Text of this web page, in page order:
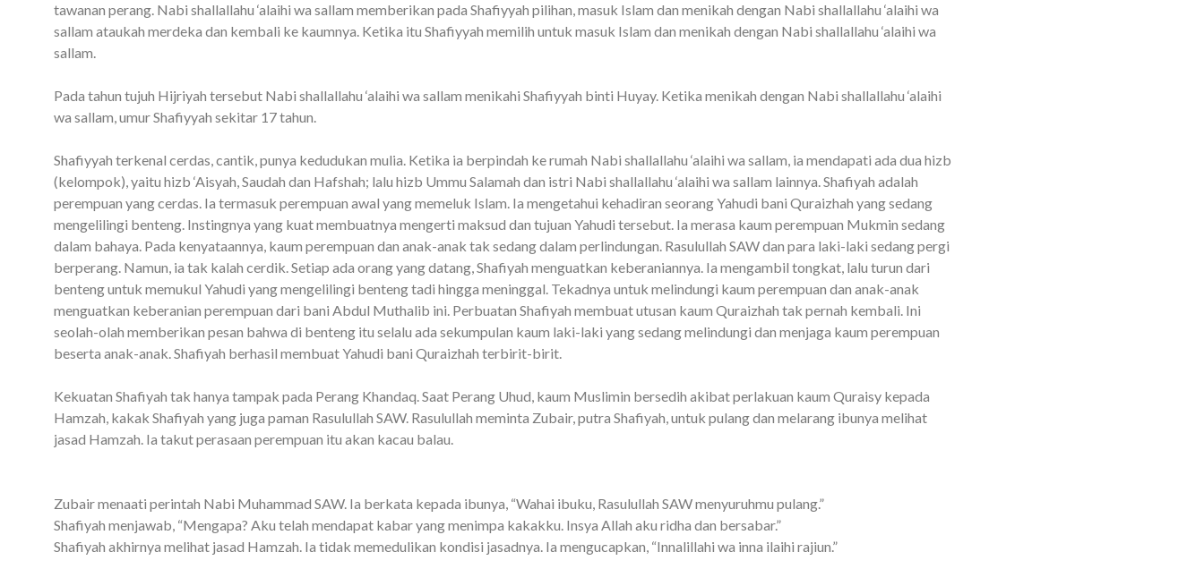
tawanan perang. Nabi shallallahu ‘alaihi wa sallam memberikan pada Shafiyyah pilihan, masuk Islam dan menikah dengan Nabi shallallahu ‘alaihi wa
sallam ataukah merdeka dan kembali ke kaumnya. Ketika itu Shafiyyah memilih untuk masuk Islam dan menikah dengan Nabi shallallahu ‘alaihi wa
sallam.
Pada tahun tujuh Hijriyah tersebut Nabi shallallahu ‘alaihi wa sallam menikahi Shafiyyah binti Huyay. Ketika menikah dengan Nabi shallallahu ‘alaihi
wa sallam, umur Shafiyyah sekitar 17 tahun.
Shafiyyah terkenal cerdas, cantik, punya kedudukan mulia. Ketika ia berpindah ke rumah Nabi shallallahu ‘alaihi wa sallam, ia mendapati ada dua hizb
(kelompok), yaitu hizb ‘Aisyah, Saudah dan Hafshah; lalu hizb Ummu Salamah dan istri Nabi shallallahu ‘alaihi wa sallam lainnya.Shafiyah adalah
perempuan yang cerdas. Ia termasuk perempuan awal yang memeluk Islam. Ia mengetahui kehadiran seorang Yahudi bani Quraizhah yang sedang
mengelilingi benteng. Instingnya yang kuat membuatnya mengerti maksud dan tujuan Yahudi tersebut. Ia merasa kaum perempuan Mukmin sedang
dalam bahaya. Pada kenyataannya, kaum perempuan dan anak-anak tak sedang dalam perlindungan. Rasulullah SAW dan para laki-laki sedang pergi
berperang. Namun, ia tak kalah cerdik. Setiap ada orang yang datang, Shafiyah menguatkan keberaniannya. Ia mengambil tongkat, lalu turun dari
benteng untuk memukul Yahudi yang mengelilingi benteng tadi hingga meninggal. Tekadnya untuk melindungi kaum perempuan dan anak-anak
menguatkan keberanian perempuan dari bani Abdul Muthalib ini. Perbuatan Shafiyah membuat utusan kaum Quraizhah tak pernah kembali. Ini
seolah-olah memberikan pesan bahwa di benteng itu selalu ada sekumpulan kaum laki-laki yang sedang melindungi dan menjaga kaum perempuan
beserta anak-anak. Shafiyah berhasil membuat Yahudi bani Quraizhah terbirit-birit.
Kekuatan Shafiyah tak hanya tampak pada Perang Khandaq. Saat Perang Uhud, kaum Muslimin bersedih akibat perlakuan kaum Quraisy kepada
Hamzah, kakak Shafiyah yang juga paman Rasulullah SAW. Rasulullah meminta Zubair, putra Shafiyah, untuk pulang dan melarang ibunya melihat
jasad Hamzah. Ia takut perasaan perempuan itu akan kacau balau.
Zubair menaati perintah Nabi Muhammad SAW. Ia berkata kepada ibunya, “Wahai ibuku, Rasulullah SAW menyuruhmu pulang.”
Shafiyah menjawab, “Mengapa? Aku telah mendapat kabar yang menimpa kakakku. Insya Allah aku ridha dan bersabar.”
Shafiyah akhirnya melihat jasad Hamzah. Ia tidak memedulikan kondisi jasadnya. Ia mengucapkan, “Innalillahi wa inna ilaihi rajiun.”